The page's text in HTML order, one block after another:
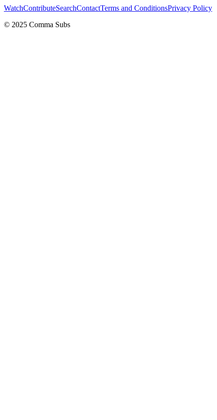
WatchContributeSearchContactTerms and ConditionsPrivacy Policy
© 2025 Comma Subs